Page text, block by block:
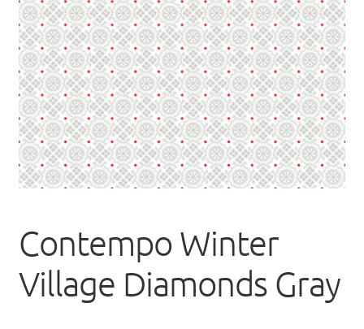
Contempo Winter
Village Diamonds Gray